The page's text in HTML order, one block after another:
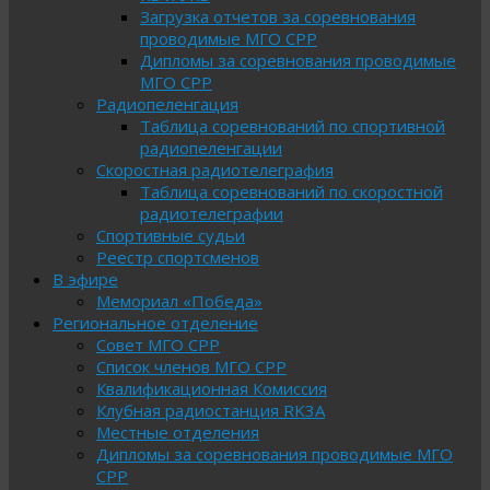
Загрузка отчетов за соревнования
проводимые МГО СРР
Дипломы за соревнования проводимые
МГО СРР
Радиопеленгация
Таблица соревнований по спортивной
радиопеленгации
Скоростная радиотелеграфия
Таблица соревнований по скоростной
радиотелеграфии
Спортивные судьи
Реестр спортсменов
В эфире
Мемориал «Победа»
Региональное отделение
Совет МГО СРР
Список членов МГО СРР
Квалификационная Комиссия
Клубная радиостанция RK3A
Местные отделения
Дипломы за соревнования проводимые МГО
СРР